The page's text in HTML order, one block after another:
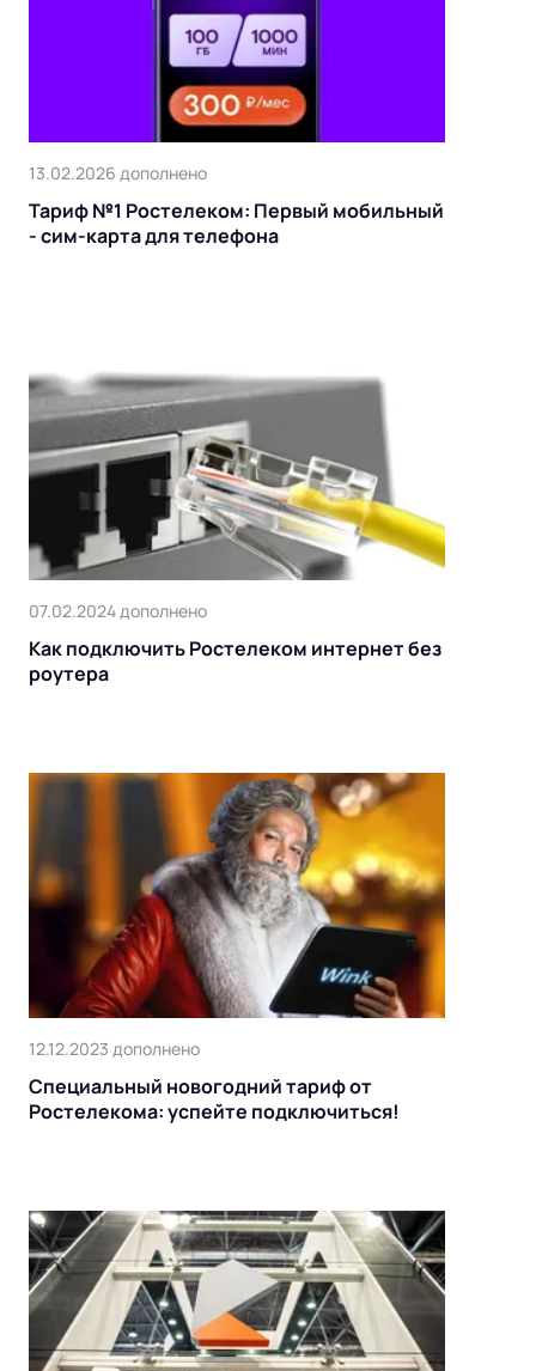
13.02.2026 дополнено
Тариф №1 Ростелеком: Первый мобильный
- сим-карта для телефона
07.02.2024 дополнено
Как подключить Ростелеком интернет без
роутера
12.12.2023 дополнено
Специальный новогодний тариф от
Ростелекома: успейте подключиться!